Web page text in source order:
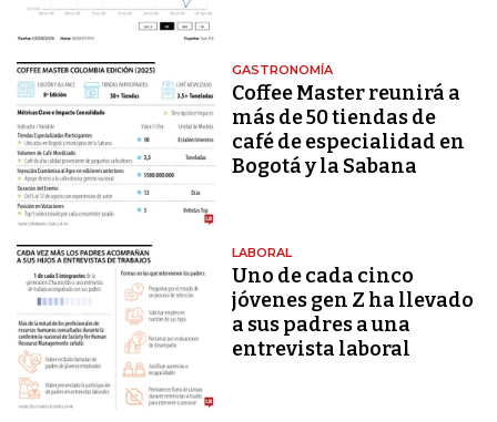
GASTRONOMÍA
Coffee Master reunirá a
más de 50 tiendas de
café de especialidad en
Bogotá y la Sabana
LABORAL
Uno de cada cinco
jóvenes gen Z ha llevado
a sus padres a una
entrevista laboral